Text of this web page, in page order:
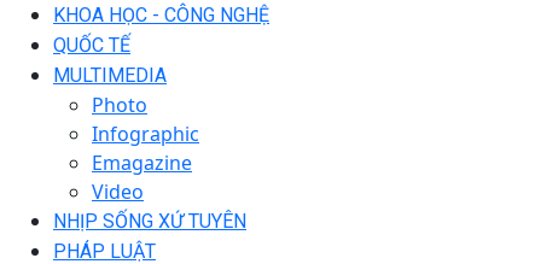
KHOA HỌC - CÔNG NGHỆ
QUỐC TẾ
MULTIMEDIA
Photo
Infographic
Emagazine
Video
NHỊP SỐNG XỨ TUYÊN
PHÁP LUẬT